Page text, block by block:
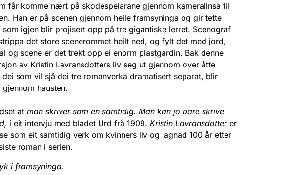
får komme nært på skodespelarane gjennom kameralinsa til
Han er på scenen gjennom heile framsyninga og gir tette
som igjen blir projisert opp på tre gigantiske lerret. Scenograf
det store scenerommet heilt ned, og fylt det med jord,
og scene er det trekt opp ei enorm plastgardin. Bak denne
av Kristin Lavransdotters liv seg ut gjennom over åtte
som vil sjå dei tre romanverka dramatisert separat, blir
hausten.
atman skriver som en samtidig. Man kan jo bare skrive
i eit intervju med bladet Urd frå 1909. Kristin Lavransdotterer
som eit samtidig verk om kvinners liv og lagnad 100 år etter
roman i serien.
i framsyninga.